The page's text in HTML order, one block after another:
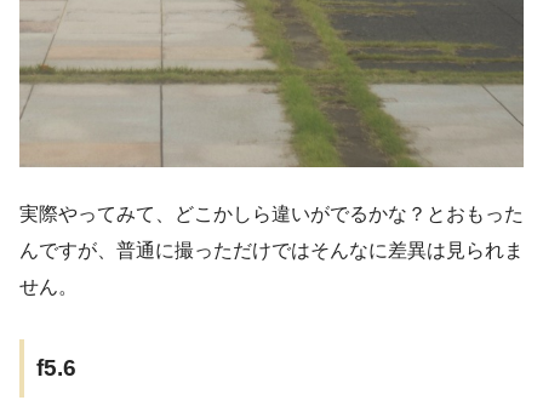
実際やってみて、どこかしら違いがでるかな？とおもった
んですが、普通に撮っただけではそんなに差異は見られま
せん。
f5.6